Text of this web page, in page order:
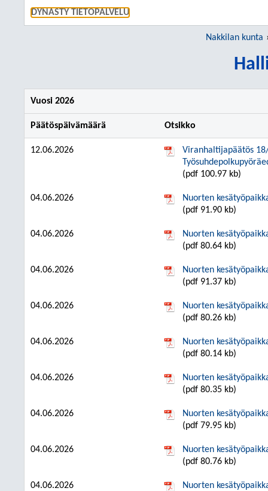
DYNASTY TIETOPALVELU
Nakkilan kunta
Vuosi 2026
Päätöspäivämäärä Otsikko
12.06.2026
Viranhaltijapäätös
(pdf 100.97 kb)
04.06.2026
Nuorten
(pdf 91.90 kb)
04.06.2026
Nuorten
(pdf 80.64 kb)
04.06.2026
Nuorten
(pdf 91.37 kb)
04.06.2026
Nuorten
(pdf 80.26 kb)
04.06.2026
Nuorten
(pdf 80.14 kb)
04.06.2026
Nuorten
(pdf 80.35 kb)
04.06.2026
Nuorten
(pdf 79.95 kb)
04.06.2026
Nuorten
(pdf 80.76 kb)
04.06.2026
Nuorten